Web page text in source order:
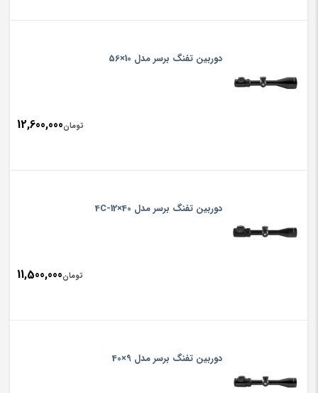
دوربین تفنگ برسر مدل 10×56
تومان12,600,000
دوربین تفنگ برسر مدل 4C-12×40
تومان11,500,000
دوربین تفنگ برسر مدل 9×40